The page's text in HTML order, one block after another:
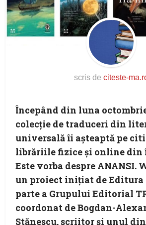
scris de citeste-
Începând din luna
colecție de traduceri din
universală îi așteaptă pe
librăriile fizice și online din
Este vorba despre ANANSI.
un proiect inițiat de Editura
parte a Grupului Editorial
coordonat de Bogdan-
Stănescu, scriitor și unul